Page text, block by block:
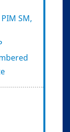
SM,